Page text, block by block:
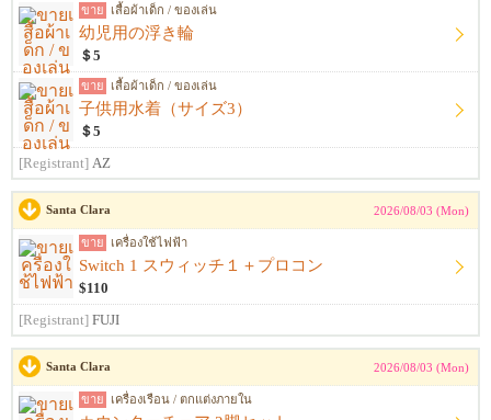
ขาย เสื้อผ้าเด็ก / ของเล่น
幼児用の浮き輪
＄5
ขาย เสื้อผ้าเด็ก / ของเล่น
子供用水着（サイズ3）
＄5
[Registrant] AZ
Santa Clara 2026/08/03 (Mon)
ขาย เครื่องใช้ไฟฟ้า
Switch 1 スウィッチ１＋プロコン
$110
[Registrant] FUJI
Santa Clara 2026/08/03 (Mon)
ขาย เครื่องเรือน / ตกแต่งภายใน